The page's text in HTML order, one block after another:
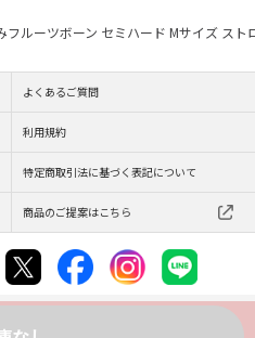
フルーツボーン セミハード Mサイズ スト
よくあるご質問
利用規約
特定商取引法に基づく表記について
商品のご提案はこちら